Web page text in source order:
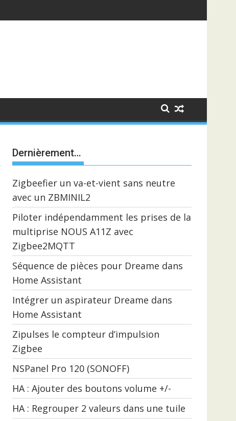
Dernièrement…
Zigbeefier un va-et-vient sans neutre
avec un ZBMINIL2
Piloter indépendamment les prises de la
multiprise NOUS A11Z avec
Zigbee2MQTT
Séquence de pièces pour Dreame dans
Home Assistant
Intégrer un aspirateur Dreame dans
Home Assistant
Zipulses le compteur d’impulsion
Zigbee
NSPanel Pro 120 (SONOFF)
HA : Ajouter des boutons volume +/-
HA : Regrouper 2 valeurs dans une tuile